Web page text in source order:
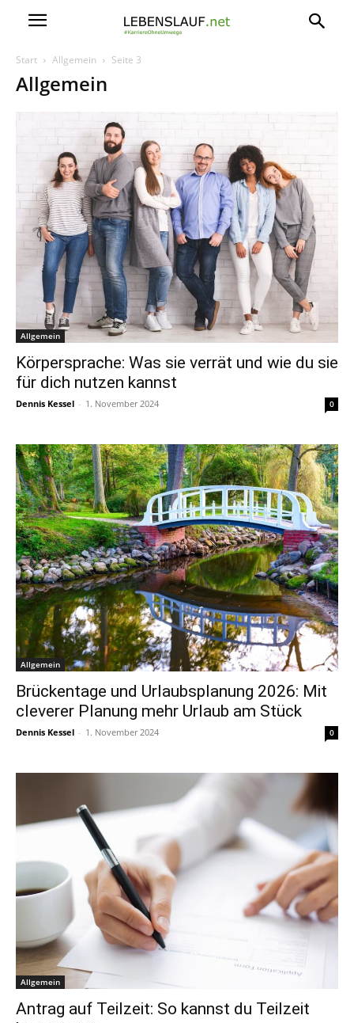
Start Allgemein Seite 3
Allgemein
Allgemein
Körpersprache: Was sie verrät und wie du sie
für dich nutzen kannst
Dennis Kessel - 1. November 2024 0
Allgemein
Brückentage und Urlaubsplanung 2026: Mit
cleverer Planung mehr Urlaub am Stück
Dennis Kessel - 1. November 2024 0
Allgemein
Antrag auf Teilzeit: So kannst du Teilzeit